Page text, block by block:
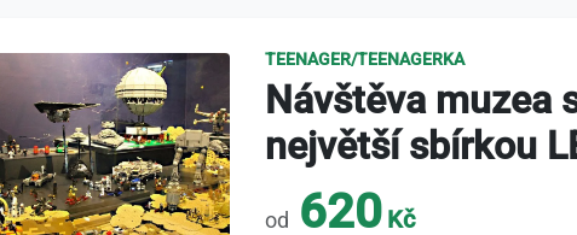
TEENAGER/TEENAGERKA
Návštěva muzea
největší sbírkou
od 620 Kč